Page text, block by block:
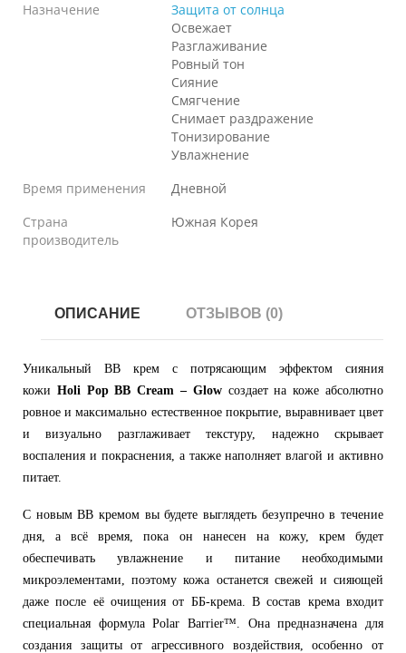
Назначение
Защита от солнца
Освежает
Разглаживание
Ровный тон
Сияние
Смягчение
Снимает раздражение
Тонизирование
Увлажнение
Время применения
Дневной
Страна
производитель
Южная Корея
ОПИСАНИЕ ОТЗЫВОВ (0)
Уникальный BB крем с потрясающим эффектом сияния
кожи Holi Pop BB Cream – Glow создает на коже абсолютно
ровное и максимально естественное покрытие, выравнивает цвет
и визуально разглаживает текстуру, надежно скрывает
воспаления и покраснения, а также наполняет влагой и активно
питает.
С новым BB кремом вы будете выглядеть безупречно в течение
дня, а всё время, пока он нанесен на кожу, крем будет
обеспечивать увлажнение и питание необходимыми
микроэлементами, поэтому кожа останется свежей и сияющей
даже после её очищения от ББ-крема. В состав крема входит
специальная формула Polar Barrier™. Она предназначена для
создания защиты от агрессивного воздействия, особенно от